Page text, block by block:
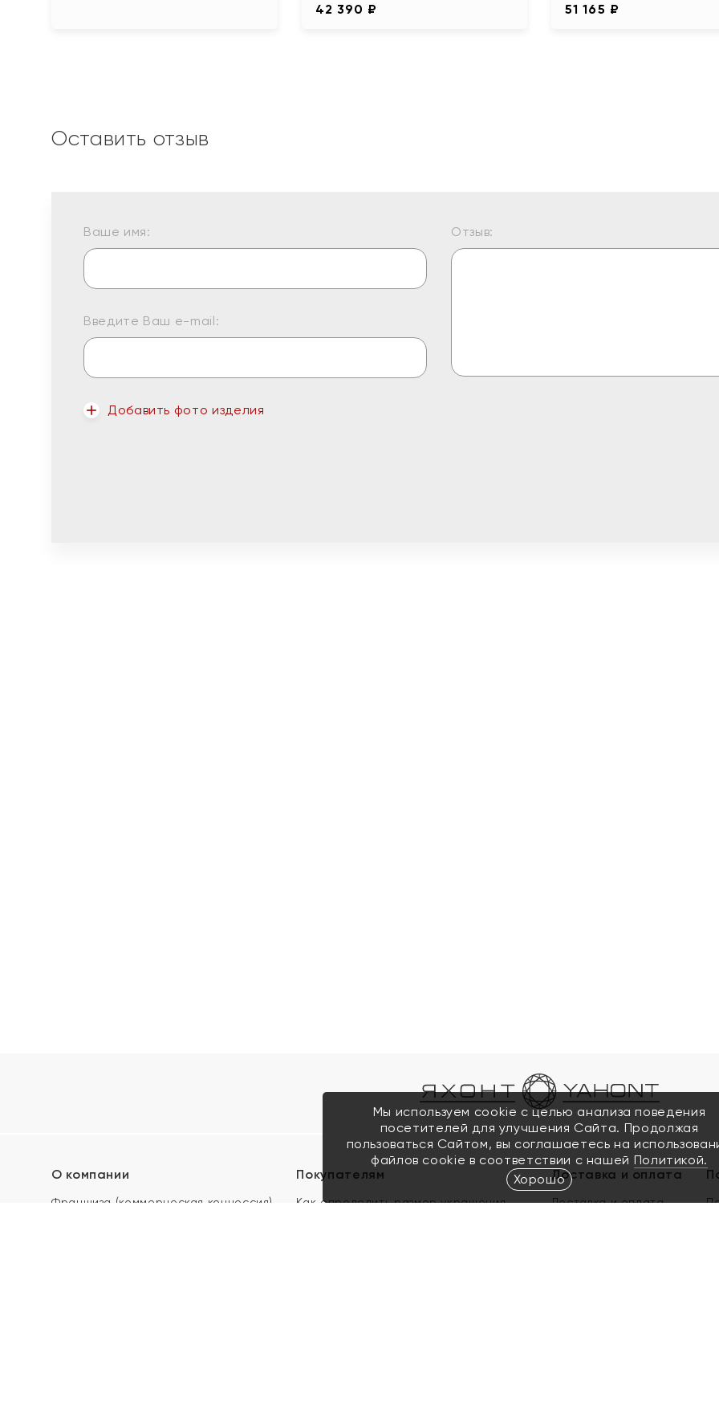
42 390 ₽ 51 165 ₽
Оставить отзыв
Ваше имя:
Введите Ваш e-mail:
Добавить фото изделия
Отзыв:
О компании
Франшиза (коммерческая концессия)
Покупателям
Как определить размер украшения
Доставка и оплата
Доставка и оплата
Мы используем cookie с целью анализа поведения
посетителей для улучшения Сайта. Продолжая
пользоваться Сайтом, вы соглашаетесь на
файлов cookie в соответствии с нашей Политикой.
Хорошо